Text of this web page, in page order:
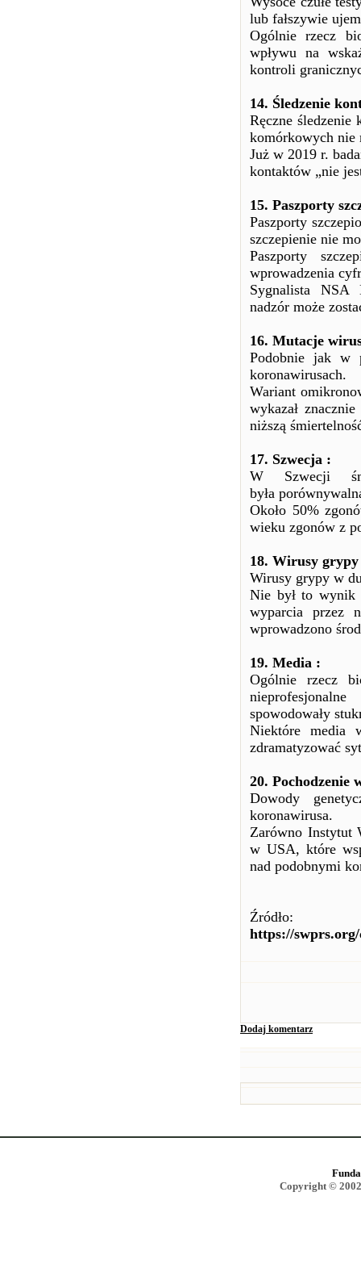
lub fałszywie
Ogólnie rzecz
wpływu na
kontroli
14. Śledzenie
Ręczne
komórkowych nie
Już w 2019 r.
kontaktów „nie
15. Paszporty
Paszporty
szczepienie nie
Paszporty
wprowadzenia
Sygnalista
nadzór może
16. Mutacje
Podobnie jak w
koronawirusach.
Wariant
wykazał
niższą
17. Szwecja :
W Szwecji
była
Około 50%
wieku zgonów z
18. Wirusy
Wirusy grypy w
Nie był to wynik
wyparcia przez
wprowadzono
19. Media :
Ogólnie rzecz
spowodowały
Niektóre media
zdramatyzować
20. Pochodzenie
Dowody
koronawirusa.
Zarówno Instytut
w USA, które
nad podobnymi
Źródło:
https://
Dodaj komentarz
Copyright ©